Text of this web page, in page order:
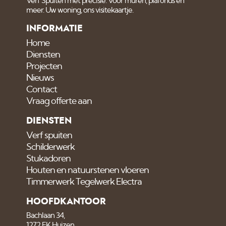
meer. Uw woning, ons visitekaartje.
INFORMATIE
Home
Diensten
Projecten
Nieuws
Contact
Vraag offerte aan
DIENSTEN
Verf spuiten
Schilderwerk
Stukadoren
Houten en natuurstenen vloeren
Timmerwerk Tegelwerk Electra
HOOFDKANTOOR
Bachlaan 34,